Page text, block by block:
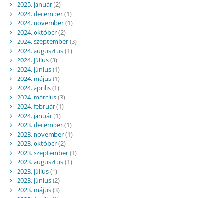
2025. január(2)
2024. december(1)
2024. november(1)
2024. október(2)
2024. szeptember(3)
2024. augusztus(1)
2024. július(3)
2024. június(1)
2024. május(1)
2024. április(1)
2024. március(3)
2024. február(1)
2024. január(1)
2023. december(1)
2023. november(1)
2023. október(2)
2023. szeptember(1)
2023. augusztus(1)
2023. július(1)
2023. június(2)
2023. május(3)